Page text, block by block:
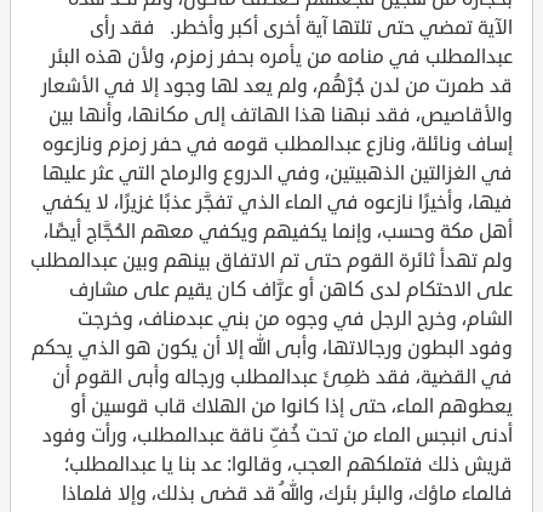
الآية تمضي حتى تلتها آية أخرى أكبر وأخطر. فقد رأى
عبدالمطلب في منامه من يأمره بحفر زمزم، ولأن هذه البئر
قد طمرت من لدن جُرْهُم، ولم يعد لها وجود إلا في الأشعار
والأقاصيص، فقد نبهنا هذا الهاتف إلى مكانها، وأنها بين
إساف ونائلة، ونازع عبدالمطلب قومه في حفر زمزم ونازعوه
في الغزالتين الذهبيتين، وفي الدروع والرماح التي عثر عليها
فيها، وأخيرًا نازعوه في الماء الذي تفجَّر عذبًا غزيرًا، لا يكفي
أهل مكة وحسب، وإنما يكفيهم ويكفي معهم الحُجَّاج أيضًا،
ولم تهدأ ثائرة القوم حتى تم الاتفاق بينهم وبين عبدالمطلب
على الاحتكام لدى كاهن أو عرَّاف كان يقيم على مشارف
الشام، وخرج الرجل في وجوه من بني عبدمناف، وخرجت
وفود البطون ورجالاتها، وأبى الله إلا أن يكون هو الذي يحكم
في القضية، فقد ظمِئَ عبدالمطلب ورجاله وأبى القوم أن
يعطوهم الماء، حتى إذا كانوا من الهلاك قاب قوسين أو
أدنى انبجس الماء من تحت خُفِّ ناقة عبدالمطلب، ورأت وفود
قريش ذلك فتملكهم العجب، وقالوا: عد بنا يا عبدالمطلب؛
فالماء ماؤك، والبئر بئرك، واللهُ قد قضى بذلك، وإلا فلماذا